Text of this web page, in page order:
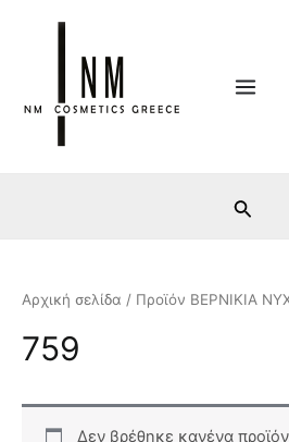
περιεχόμενο
Αρχική σελίδα / Προϊόν ΒΕΡΝΙΚΙΑ
759
Δεν βρέθηκε κανένα προϊόν